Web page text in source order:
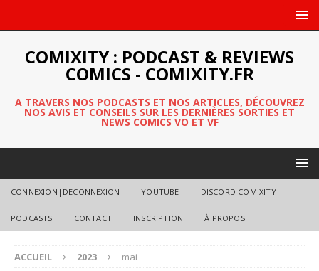
COMIXITY : PODCAST & REVIEWS
COMICS - COMIXITY.FR
A TRAVERS NOS PODCASTS ET NOS ARTICLES, DÉCOUVREZ
NOS AVIS ET CONSEILS SUR LES DERNIÈRES SORTIES ET
NEWS COMICS VO ET VF
CONNEXION|DECONNEXION YOUTUBE DISCORD COMIXITY
PODCASTS CONTACT INSCRIPTION À PROPOS
ACCUEIL 2023 mai